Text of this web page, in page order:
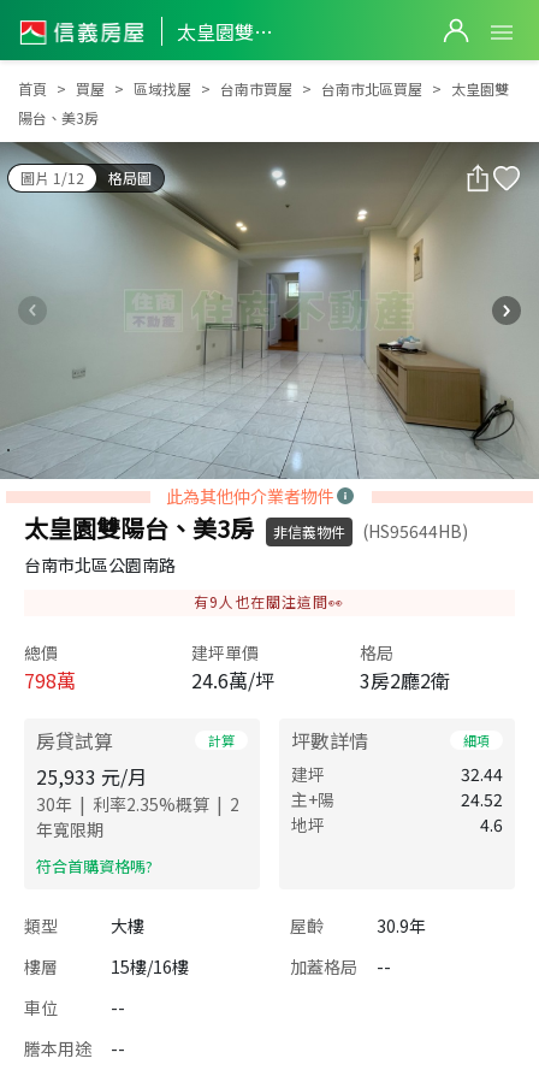
太皇園雙陽台、美3房
太皇園雙陽台、美3房
首頁 買屋 區域找屋 台南市買屋 台南市北區買屋
太皇園雙
陽台、美3房
圖片 1/12 格局圖
此為其他仲介業者物件
太皇園雙陽台、美3房 非信義物件
(HS95644HB)
台南市北區公園南路
有9 人也在關注這間👀
總價
798萬
建坪單價
24.6萬/坪
格局
3房2廳2衛
房貸試算 計算
25,933 元/月
30年 | 利率2.35%概算 | 2
年寬限期
​符合首購資格嗎?
坪數詳情 細項
建坪
32.44
主+陽
24.52
地坪
4.6
類型 大樓 屋齡
30.9年
樓層
15樓/16樓 加蓋格局
--
車位
--
謄本用途
--